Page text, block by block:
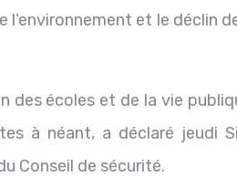
et le déclin
des écoles et de la vie
à néant, a déclaré jeudi
Conseil de sécurité.